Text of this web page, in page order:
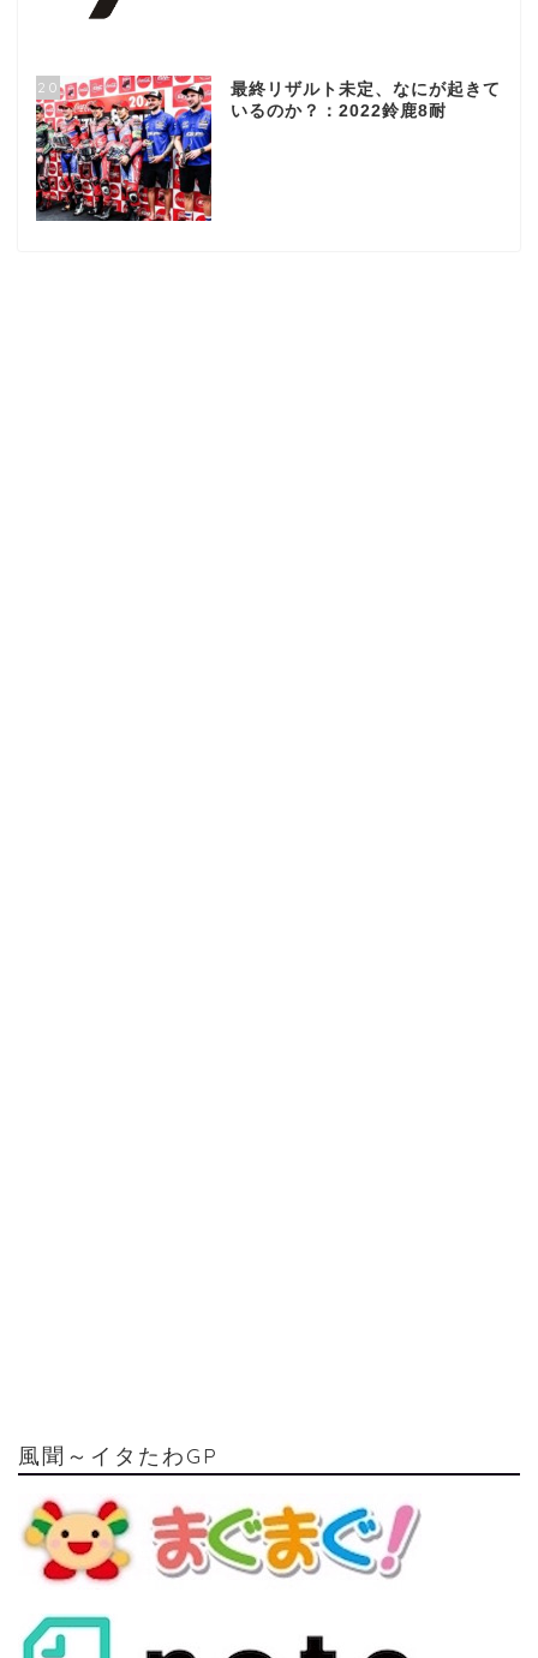
20
最終リザルト未定、なにが起きて
いるのか？：2022鈴鹿8耐
風聞～イタたわGP